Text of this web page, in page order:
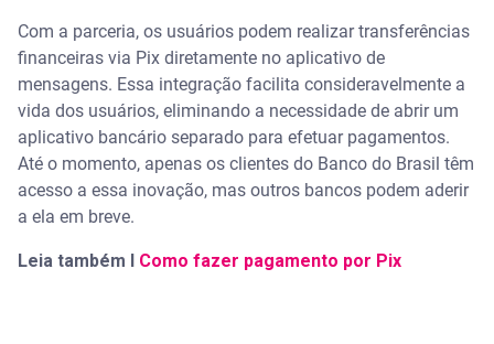
Com a parceria, os usuários podem realizar transferências
financeiras via Pix diretamente no aplicativo de
mensagens. Essa integração facilita consideravelmente a
vida dos usuários, eliminando a necessidade de abrir um
aplicativo bancário separado para efetuar pagamentos.
Até o momento, apenas os clientes do Banco do Brasil têm
acesso a essa inovação, mas outros bancos podem aderir
a ela em breve.
Leia também I Como fazer pagamento por Pix